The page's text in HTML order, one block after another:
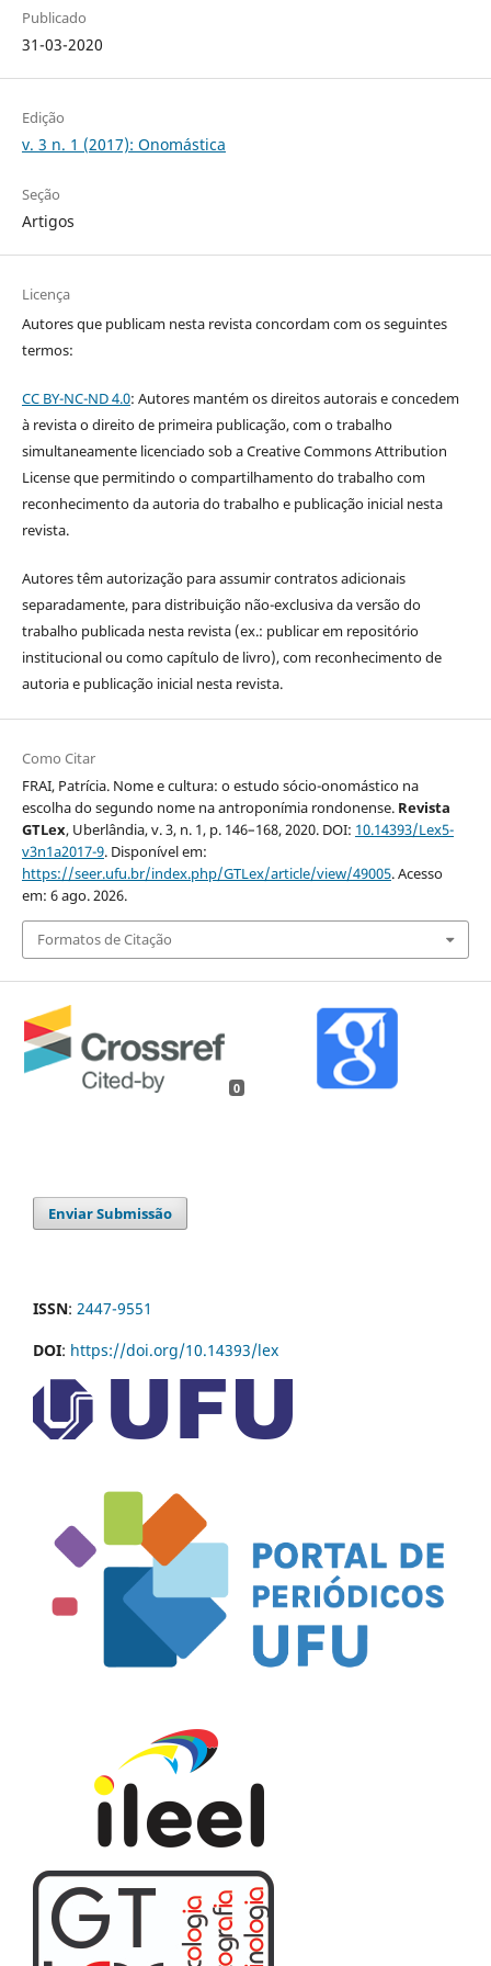
Publicado
31-03-2020
Edição
v. 3 n. 1 (2017): Onomástica
Seção
Artigos
Licença
Autores que publicam nesta revista concordam com os seguintes
termos:
CC BY-NC-ND 4.0: Autores mantém os direitos autorais e concedem
à revista o direito de primeira publicação, com o trabalho
simultaneamente licenciado sob a Creative Commons Attribution
License que permitindo o compartilhamento do trabalho com
reconhecimento da autoria do trabalho e publicação inicial nesta
revista.
Autores têm autorização para assumir contratos adicionais
separadamente, para distribuição não-exclusiva da versão do
trabalho publicada nesta revista (ex.: publicar em repositório
institucional ou como capítulo de livro), com reconhecimento de
autoria e publicação inicial nesta revista.
Como Citar
FRAI, Patrícia. Nome e cultura: o estudo sócio-onomástico na
escolha do segundo nome na antroponímia rondonense. Revista
GTLex, Uberlândia, v. 3, n. 1, p. 146–168, 2020. DOI: 10.14393/Lex5-
v3n1a2017-9. Disponível em:
https://seer.ufu.br/index.php/GTLex/article/view/49005. Acesso
em: 6 ago. 2026.
Formatos de Citação
0
Enviar Submissão
ISSN: 2447-9551
DOI: https://doi.org/10.14393/lex